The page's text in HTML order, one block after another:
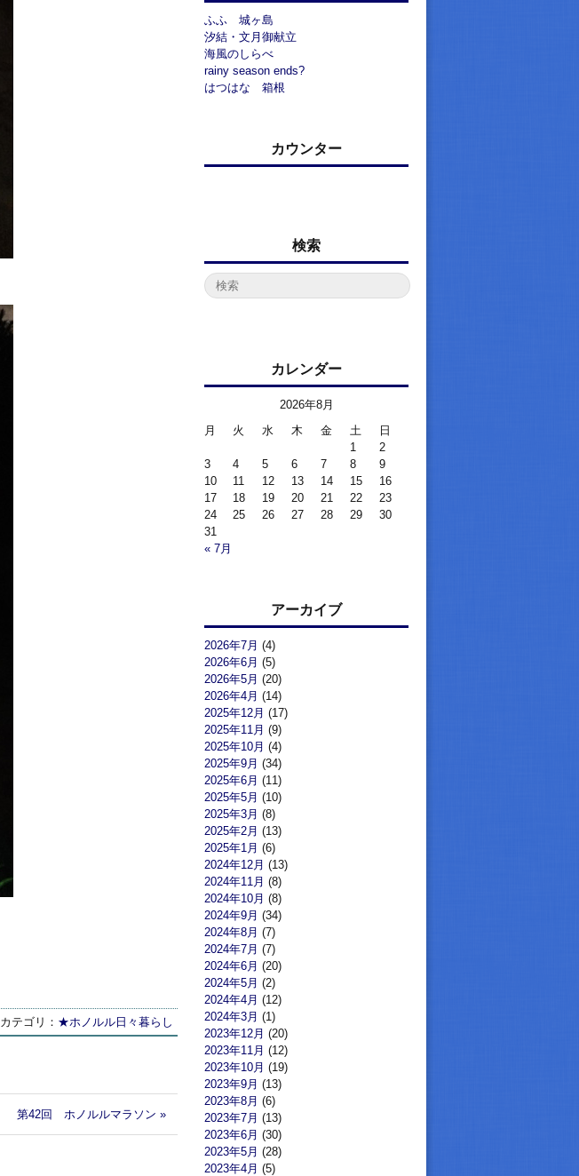
カテゴリ： ★ホノルル日々暮らし
第42回 ホノルルマラソン »
ふふ 城ヶ島
汐結・文月御献立
海風のしらべ
rainy season ends?
はつはな 箱根
カウンター
検索
カレンダー
2026年8月
月
火 水 木 金 土 日
« 7月
1
2
3
4 5 6 7 8
9
10
11 12 13 14 15
16
17
18 19 20 21 22
23
24
25 26 27 28 29
30
31
アーカイブ
2026年7月 (4)
2026年6月 (5)
2026年5月 (20)
2026年4月 (14)
2025年12月 (17)
2025年11月 (9)
2025年10月 (4)
2025年9月 (34)
2025年6月 (11)
2025年5月 (10)
2025年3月 (8)
2025年2月 (13)
2025年1月 (6)
2024年12月 (13)
2024年11月 (8)
2024年10月 (8)
2024年9月 (34)
2024年8月 (7)
2024年7月 (7)
2024年6月 (20)
2024年5月 (2)
2024年4月 (12)
2024年3月 (1)
2023年12月 (20)
2023年11月 (12)
2023年10月 (19)
2023年9月 (13)
2023年8月 (6)
2023年7月 (13)
2023年6月 (30)
2023年5月 (28)
2023年4月 (5)